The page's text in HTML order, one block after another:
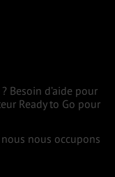
Besoin d’aide pour
Ready to Go pour
nous occupons